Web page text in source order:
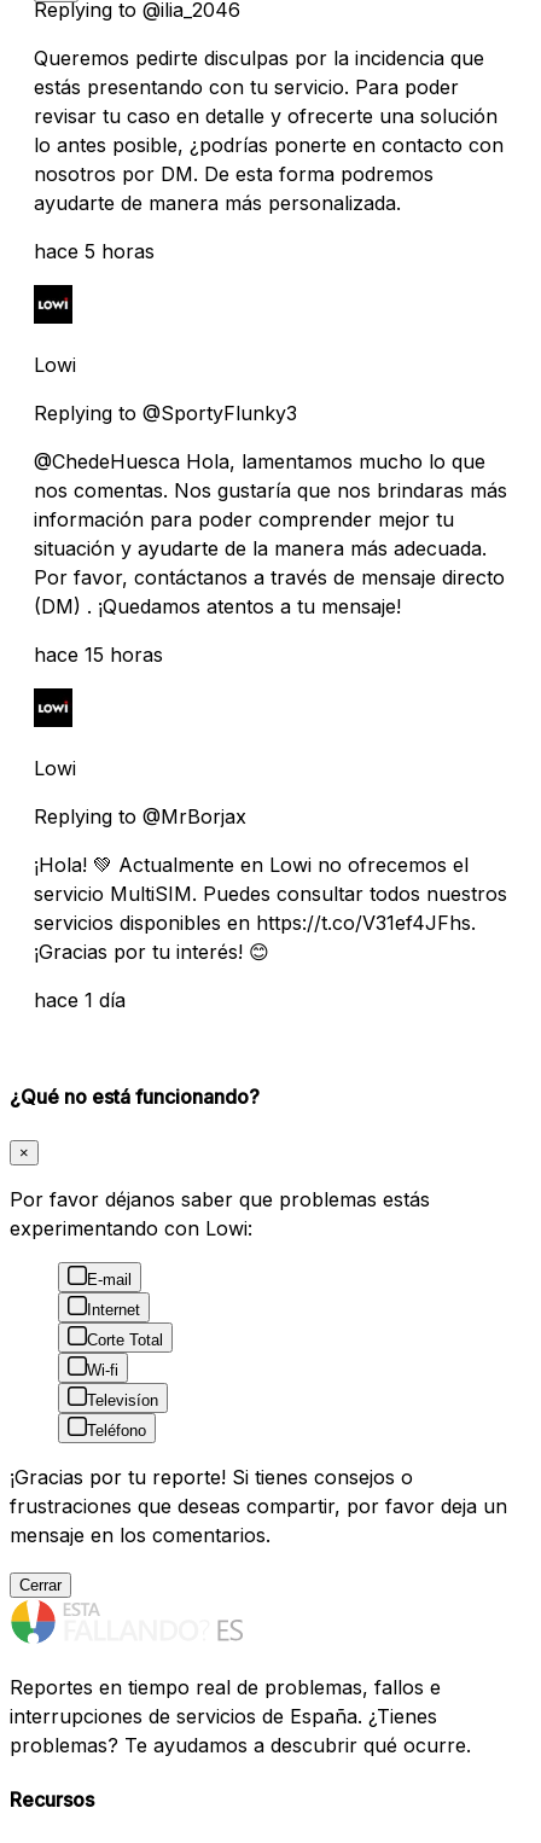
Replying to @ilia_2046
Queremos pedirte disculpas por la incidencia que
estás presentando con tu servicio. Para poder
revisar tu caso en detalle y ofrecerte una solución
lo antes posible, ¿podrías ponerte en contacto con
nosotros por DM. De esta forma podremos
ayudarte de manera más personalizada.
hace 5 horas
Lowi
Replying to @SportyFlunky3
@ChedeHuesca Hola, lamentamos mucho lo que
nos comentas. Nos gustaría que nos brindaras más
información para poder comprender mejor tu
situación y ayudarte de la manera más adecuada.
Por favor, contáctanos a través de mensaje directo
(DM) . ¡Quedamos atentos a tu mensaje!
hace 15 horas
Lowi
Replying to @MrBorjax
¡Hola! 💚 Actualmente en Lowi no ofrecemos el
servicio MultiSIM. Puedes consultar todos nuestros
servicios disponibles en https://t.co/V31ef4JFhs.
¡Gracias por tu interés! 😊
hace 1 día
¿Qué no está funcionando?
×
Por favor déjanos saber que problemas estás
experimentando con Lowi:
E-mail
Internet
Corte Total
Wi-fi
Televisíon
Teléfono
¡Gracias por tu reporte! Si tienes consejos o
frustraciones que deseas compartir, por favor deja un
mensaje en los comentarios.
Cerrar
Reportes en tiempo real de problemas, fallos e
interrupciones de servicios de España. ¿Tienes
problemas? Te ayudamos a descubrir qué ocurre.
Recursos